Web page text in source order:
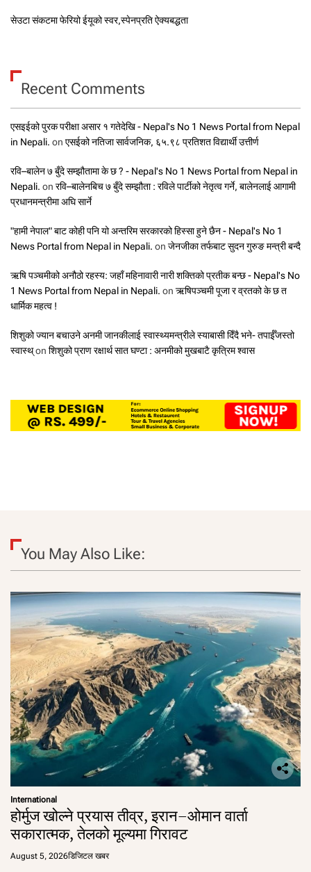
सेउटा संकटमा फेरियो ईयूको स्वर,स्पेनप्रति ऐक्यबद्धता
Recent Comments
एसइईको पुरक परीक्षा असार १ गतेदेखि - Nepal's No 1 News Portal from Nepal
in Nepali. on एसईको नतिजा सार्वजनिक, ६५.९८ प्रतिशत विद्यार्थी उत्तीर्ण
रवि–बालेन ७ बुँदे सम्झौतामा के छ ? - Nepal's No 1 News Portal from Nepal in
Nepali. on रवि–बालेनबिच ७ बुँदे सम्झौता : रविले पार्टीको नेतृत्व गर्ने, बालेनलाई आगामी
प्रधानमन्त्रीमा अघि सार्ने
"हामी नेपाल" बाट कोही पनि यो अन्तरिम सरकारको हिस्सा हुने छैन - Nepal's No 1
News Portal from Nepal in Nepali. on जेनजीका तर्फबाट सुदन गुरुङ मन्त्री बन्दै
ऋषि पञ्चमीको अनौठो रहस्य: जहाँ महिनावारी नारी शक्तिको प्रतीक बन्छ - Nepal's No
1 News Portal from Nepal in Nepali. on ऋषिपञ्चमी पूजा र व्रतको के छ त
धार्मिक महत्व !
शिशुको ज्यान बचाउने अनमी जानकीलाई स्वास्थ्यमन्त्रीले स्याबासी दिँदै भने- तपाईँजस्तो
स्वास्थ्on शिशुको प्राण रक्षार्थ सात घण्टा : अनमीको मुखबाटै कृत्रिम श्वास
You May Also Like:
International
होर्मुज खोल्ने प्रयास तीव्र, इरान–ओमान वार्ता
सकारात्मक, तेलको मूल्यमा गिरावट
August 5, 2026डिजिटल खबर